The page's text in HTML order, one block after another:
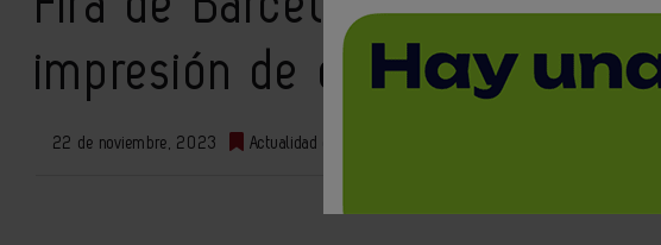
impresión de etiquetas y
22 de noviembre, 2023 Actualidad del sector